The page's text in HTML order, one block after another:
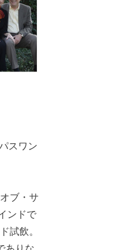
スワン
ブ・サ
ンドで
試飲。